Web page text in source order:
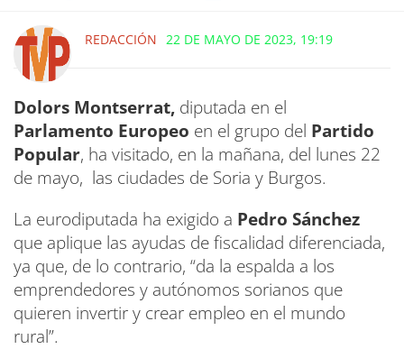
REDACCIÓN 22 DE MAYO DE 2023, 19:19
Dolors Montserrat, diputada en el
Parlamento Europeo en el grupo del Partido
Popular, ha visitado, en la mañana, del lunes 22
de mayo, las ciudades de Soria y Burgos.
La eurodiputada ha exigido a Pedro Sánchez
que aplique las ayudas de fiscalidad diferenciada,
ya que, de lo contrario, “da la espalda a los
emprendedores y autónomos sorianos que
quieren invertir y crear empleo en el mundo
rural”.